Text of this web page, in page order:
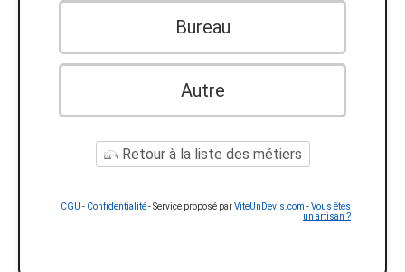
Bureau
Autre
Retour à la liste des métiers
CGU - Confidentialité- Service proposé parViteUnDevis.com -Vous êtes
un artisan ?